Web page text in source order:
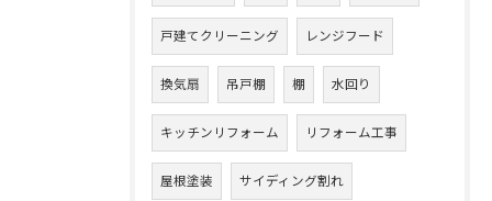
戸建てクリーニング レンジフード
換気扇 吊戸棚 棚 水回り
キッチンリフォーム リフォーム工事
屋根塗装 サイディング割れ